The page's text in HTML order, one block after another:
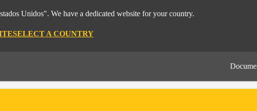
Unidos". We have a dedicated website for your country.
SELECT A COUNTRY